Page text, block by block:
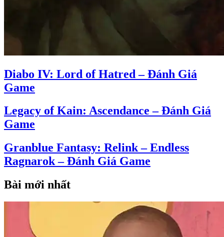
Diabo IV: Lord of Hatred – Đánh Giá
Game
Legacy of Kain: Ascendance – Đánh Giá
Game
Granblue Fantasy: Relink – Endless
Ragnarok – Đánh Giá Game
Bài mới nhất